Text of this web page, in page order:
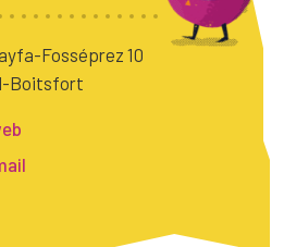
Fosséprez 10
Boitsfort